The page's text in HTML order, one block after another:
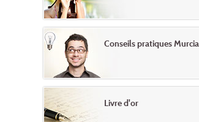
Conseils pratiques Murcia
Livre d'or